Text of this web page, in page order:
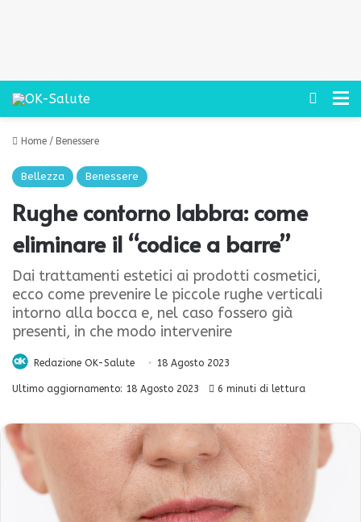
Cerca
Home / Benessere
Bellezza Benessere
Rughe contorno labbra: come
eliminare il “codice a barre”
Dai trattamenti estetici ai prodotti cosmetici,
ecco come prevenire le piccole rughe verticali
intorno alla bocca e, nel caso fossero già
presenti, in che modo intervenire
Redazione OK-Salute 18 Agosto 2023
Ultimo aggiornamento: 18 Agosto 2023 6 minuti di lettura